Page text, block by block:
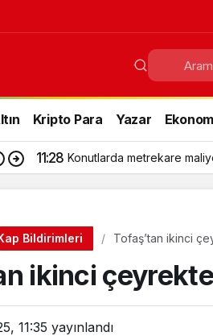
Kripto Para Yazar
11:28 Konutlarda metrekare
Bildirimleri Tofaş’tan ikinci
ikinci
11:35 yayınlandı